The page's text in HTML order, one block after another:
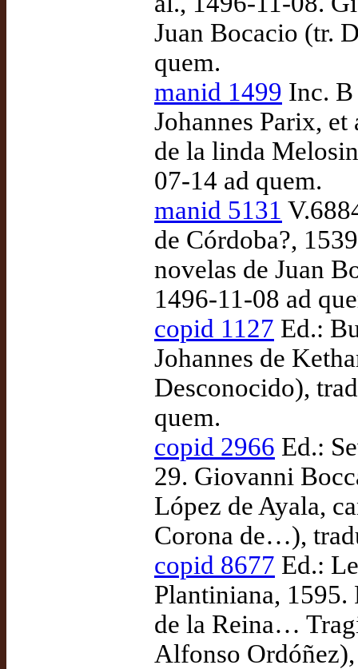
Juan Bocacio (tr.
quem.
manid 1499 Inc.
Johannes Parix,
de la linda
07-14 ad quem.
manid 5131
de Córdoba?,
novelas de Juan
1496-11-08 ad
copid 1127 Ed.:
Johannes de
Desconocido),
quem.
copid 2966 Ed.:
29. Giovanni
López de Ayala,
Corona de…),
copid 8677 Ed.:
Plantiniana, 1595.
de la Reina…
Alfonso